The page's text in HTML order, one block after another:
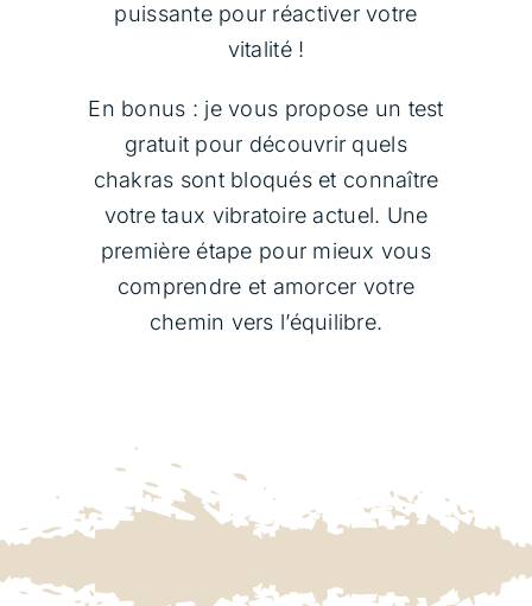
Boutique
Témoignages
Contact
Panier
puissante pour réactiver votre
vitalité !
En bonus : je vous propose un test
gratuit pour découvrir quels
chakras sont bloqués et connaître
votre taux vibratoire actuel. Une
première étape pour mieux vous
comprendre et amorcer votre
chemin vers l’équilibre.